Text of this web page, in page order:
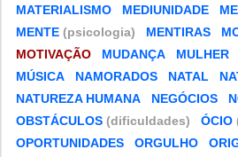
MATERIALISMO
MEDIUNIDADE
MENTE (psicologia) MENTIRAS
MOTIVAÇÃO
MUDANÇA MULHER
MÚSICA
NAMORADOS NATAL
NATUREZA HUMANA
NEGÓCIOS
OBSTÁCULOS (dificuldades) ÓCIO
OPORTUNIDADES
ORGULHO